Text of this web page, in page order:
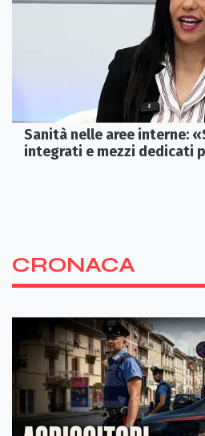
Sanità nelle aree interne:
integrati e mezzi dedicati
CRONACA